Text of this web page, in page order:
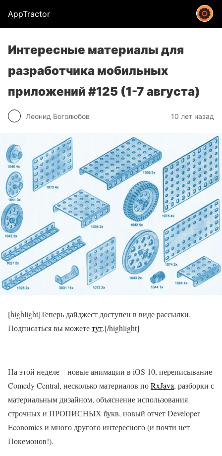
AppTractor
Интересные материалы для
разработчика мобильных
приложений #125 (1-7 августа)
Леонид Боголюбов 10 лет назад
[highlight]Теперь дайджест доступен в виде рассылки.
Подписаться вы можететут.[/highlight]
На этой неделе – новые анимации в iOS 10, переписывание
Comedy Central, несколько материалов поRxJava, разборки с
материальным дизайном, объяснение использования
строчных и ПРОПИСНЫХ букв, новый отчет Developer
Economics и много другого интересного (и почти нет
Покемонов!).